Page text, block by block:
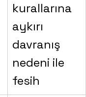
kurallarına
aykırı
davranış
nedeni ile
fesih